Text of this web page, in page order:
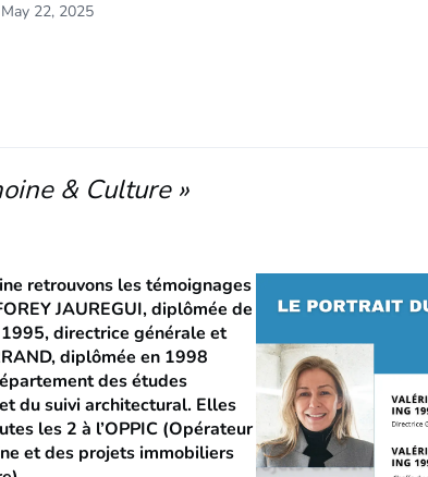
22, 2025
& Culture »
retrouvons les témoignages
JAUREGUI, diplômée de
1995, directrice générale et
diplômée en 1998
des études
du suivi architectural. Elles
les 2 à l’OPPIC (Opérateur
et des projets immobiliers